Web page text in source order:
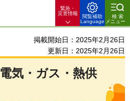
緊急・
災害情報
閲覧補助
Language
検索
メニュー
掲載開始日：2025年2月26日
更新日：2025年2月26日
気・ガス・熱供